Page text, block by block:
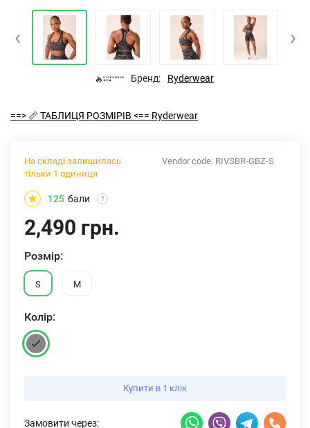
‹ ›
Бренд: Ryderwear
==> 📏 ТАБЛИЦЯ РОЗМІРІВ <== Ryderwear
Vendor code: RIVSBR-GBZ-S
На складі залишилась
тільки 1 одиниця
125 бали ?
2,490 грн.
Розмiр:
S M
Колiр:
Купити в 1 клік
Замовити через: